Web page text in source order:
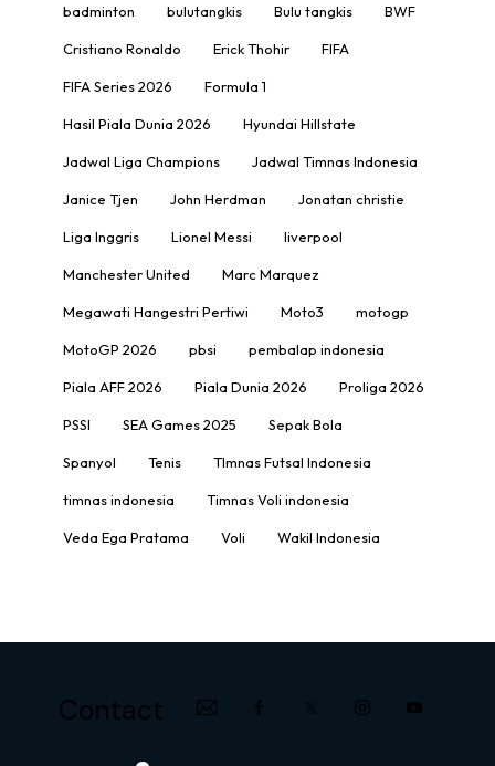
badminton bulutangkis Bulu tangkis BWF
Cristiano Ronaldo Erick Thohir FIFA
FIFA Series 2026 Formula 1
Hasil Piala Dunia 2026 Hyundai Hillstate
Jadwal Liga Champions Jadwal Timnas Indonesia
Janice Tjen John Herdman Jonatan christie
Liga Inggris Lionel Messi liverpool
Manchester United Marc Marquez
Megawati Hangestri Pertiwi Moto3 motogp
MotoGP 2026 pbsi pembalap indonesia
Piala AFF 2026 Piala Dunia 2026 Proliga 2026
PSSI SEA Games 2025 Sepak Bola
Spanyol Tenis TImnas Futsal Indonesia
timnas indonesia Timnas Voli indonesia
Veda Ega Pratama Voli Wakil Indonesia
Contact